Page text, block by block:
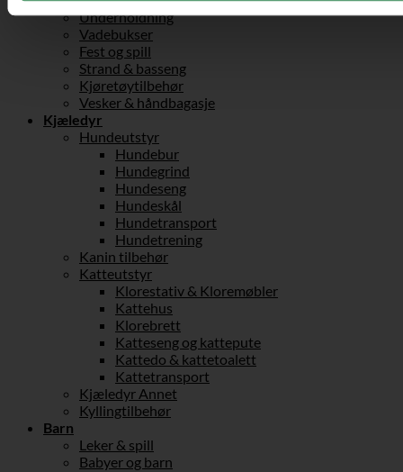
Underholdning
Vadebukser
Fest og spill
Strand & basseng
Kjøretøytilbehør
Vesker & håndbagasje
Kjæledyr
Hundeutstyr
Hundebur
Hundegrind
Hundeseng
Hundeskål
Hundetransport
Hundetrening
Kanin tilbehør
Katteutstyr
Klorestativ & Kloremøbler
Kattehus
Klorebrett
Katteseng og kattepute
Kattedo & kattetoalett
Kattetransport
Kjæledyr Annet
Kyllingtilbehør
Barn
Leker & spill
Babyer og barn